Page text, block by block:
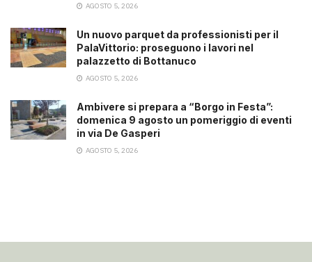
AGOSTO 5, 2026
Un nuovo parquet da professionisti per il
PalaVittorio: proseguono i lavori nel
palazzetto di Bottanuco
AGOSTO 5, 2026
Ambivere si prepara a “Borgo in Festa”:
domenica 9 agosto un pomeriggio di eventi
in via De Gasperi
AGOSTO 5, 2026